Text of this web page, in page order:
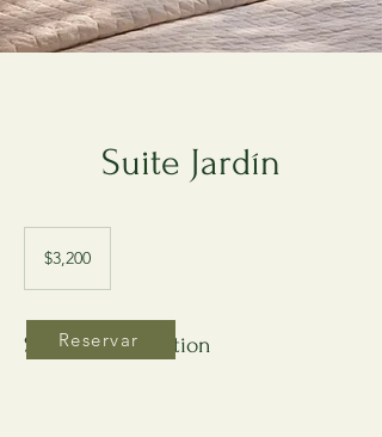
Suite Jardín
$3,200
Service Description
Reservar